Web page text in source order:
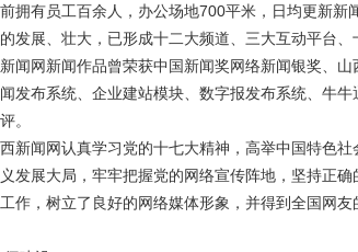
拥有员工百余人，办公场地700平米，日均更新新
发展、壮大，已形成十二大频道、三大互动平台
闻网新闻作品曾荣获中国新闻奖网络新闻银奖、
发布系统、企业建站模块、数字报发布系统、牛
。
闻网认真学习党的十七大精神，高举中国特色社
发展大局，牢牢把握党的网络宣传阵地，坚持正
作，树立了良好的网络媒体形象，并得到全国网友